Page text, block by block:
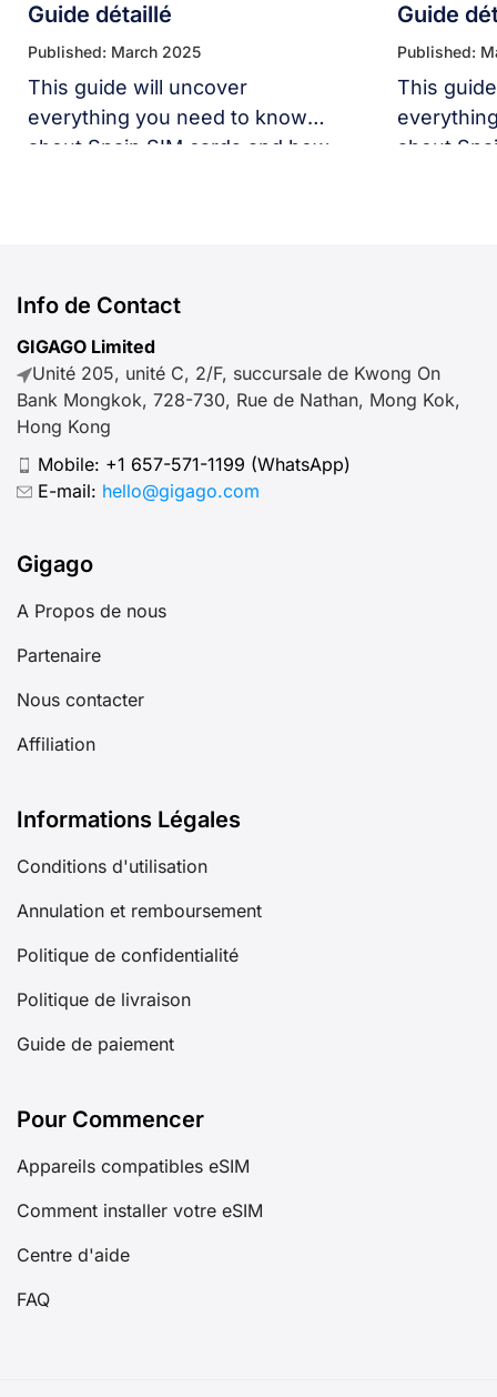
Guide détaillé
Published: March 2025
This guide will uncover
everything you need to know
about Spain SIM cards and how
Guide
Published:
This
about
Info de Contact
GIGAGO Limited
Unité 205, unité C, 2/F, succursale de Kwong On
Bank Mongkok, 728-730, Rue de Nathan, Mong Kok,
Hong Kong
Mobile: +1 657-571-1199 (WhatsApp)
E-mail: hello@gigago.com
Gigago
A Propos de nous
Partenaire
Nous contacter
Affiliation
Informations Légales
Conditions d'utilisation
Annulation et remboursement
Politique de confidentialité
Politique de livraison
Guide de paiement
Pour Commencer
Appareils compatibles eSIM
Comment installer votre eSIM
Centre d'aide
FAQ